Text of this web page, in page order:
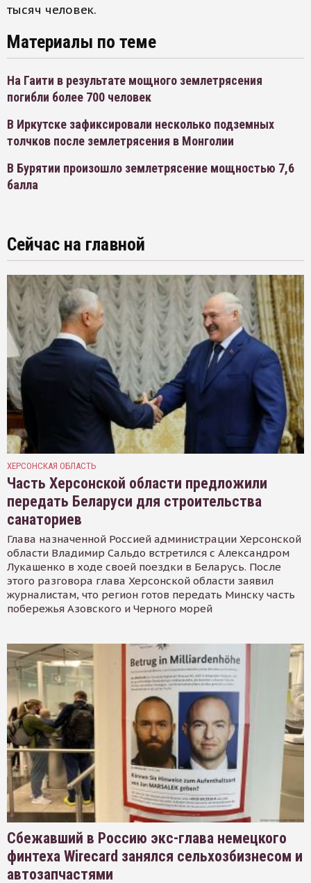
тысяч человек.
Материалы по теме
На Гаити в результате мощного землетрясения
погибли более 700 человек
В Иркутске зафиксировали несколько подземных
толчков после землетрясения в Монголии
В Бурятии произошло землетрясение мощностью 7,6
балла
Сейчас на главной
ХЕРСОНСКАЯ ОБЛАСТЬ
Часть Херсонской области предложили
передать Беларуси для строительства
санаториев
Глава назначенной Россией администрации Херсонской
области Владимир Сальдо встретился с Александром
Лукашенко в ходе своей поездки в Беларусь. После
этого разговора глава Херсонской области заявил
журналистам, что регион готов передать Минску часть
побережья Азовского и Черного морей
Сбежавший в Россию экс-глава немецкого
финтеха Wirecard занялся сельхозбизнесом и
автозапчастями